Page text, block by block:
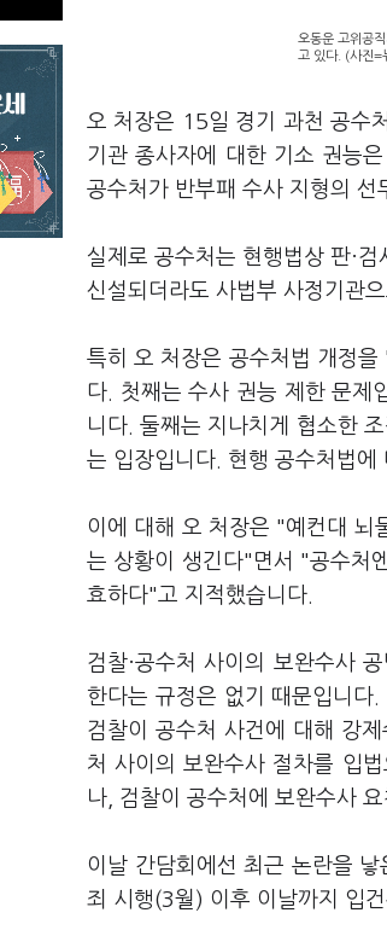
오동운 고위공
고 있다. (사진=
오 처장은 15일 경기 과천 공수
기관 종사자에 대한 기소 권능
공수처가 반부패 수사 지형의 선
실제로 공수처는 현행법상 판·
신설되더라도 사법부 사정기관
특히 오 처장은 공수처법 개정
다. 첫째는 수사 권능 제한 문제
니다. 둘째는 지나치게 협소한
는 입장입니다. 현행 공수처법
이에 대해 오 처장은 "예컨대 뇌
는 상황이 생긴다"면서 "공수처
효하다"고 지적했습니다.
검찰·공수처 사이의 보완수사
한다는 규정은 없기 때문입니다
검찰이 공수처 사건에 대해 강
처 사이의 보완수사 절차를 입
나, 검찰이 공수처에 보완수사
이날 간담회에선 최근 논란을
죄 시행(3월) 이후 이날까지 입